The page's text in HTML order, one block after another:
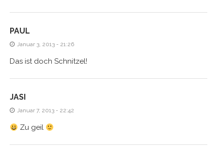
PAUL
Januar 3, 2013 - 21:26
Das ist doch Schnitzel!
JASI
Januar 7, 2013 - 22:42
Zu geil